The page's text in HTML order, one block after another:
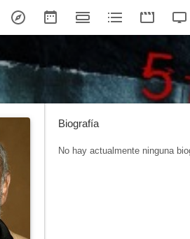
Biografía
No hay actualmente ninguna